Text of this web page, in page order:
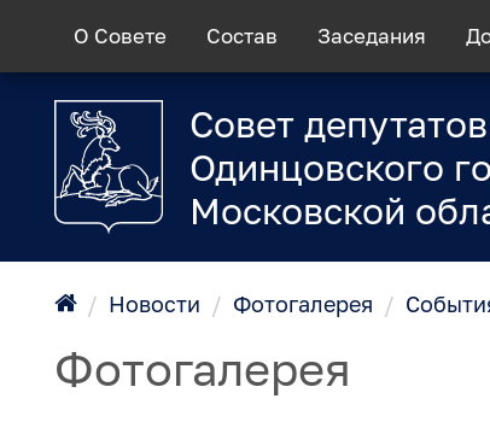
О Совете Состав Заседания
Совет депутатов
Одинцовского
Московской
/ Новости / Фотогалерея /
Фотогалерея